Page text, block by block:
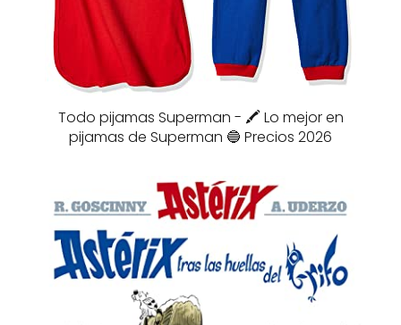
Todo pijamas Superman - 🖍️ Lo mejor en
pijamas de Superman 🔵 Precios 2026